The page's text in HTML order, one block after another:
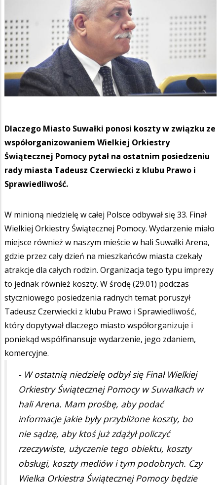
Dlaczego Miasto Suwałki ponosi koszty w związku ze
współorganizowaniem Wielkiej Orkiestry
Świątecznej Pomocy pytał na ostatnim posiedzeniu
rady miasta Tadeusz Czerwiecki z klubu Prawo i
Sprawiedliwość.
W minioną niedzielę w całej Polsce odbywał się 33. Finał
Wielkiej Orkiestry Świątecznej Pomocy. Wydarzenie miało
miejsce również w naszym mieście w hali Suwałki Arena,
gdzie przez cały dzień na mieszkańców miasta czekały
atrakcje dla całych rodzin. Organizacja tego typu imprezy
to jednak również koszty. W środę (29.01) podczas
styczniowego posiedzenia radnych temat poruszył
Tadeusz Czerwiecki z klubu Prawo i Sprawiedliwość,
który dopytywał dlaczego miasto współorganizuje i
poniekąd współfinansuje wydarzenie, jego zdaniem,
komercyjne.
- W ostatnią niedzielę odbył się Finał Wielkiej
Orkiestry Świątecznej Pomocy w Suwałkach w
hali Arena. Mam prośbę, aby podać
informacje jakie były przybliżone koszty, bo
nie sądzę, aby ktoś już zdążył policzyć
rzeczywiste, użyczenie tego obiektu, koszty
obsługi, koszty mediów i tym podobnych. Czy
Wielka Orkiestra Świątecznej Pomocy będzie